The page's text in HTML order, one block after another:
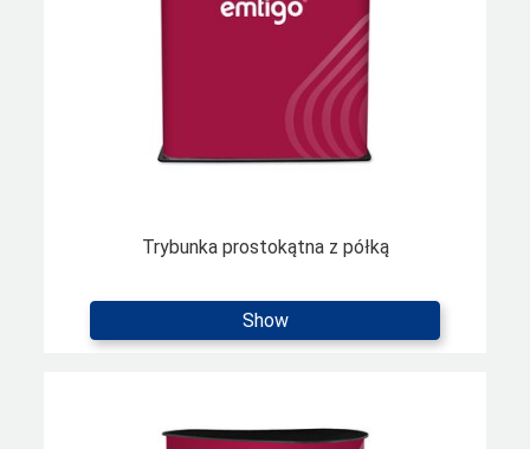
Trybunka prostokątna z półką
Show